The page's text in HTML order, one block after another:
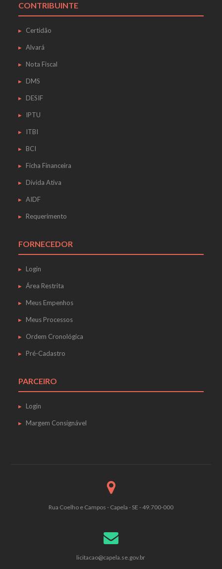
CONTRIBUINTE
Certidão
Alvará
Nota Fiscal
DMS
DESIF
IPTU
ITBI
BCI
Ficha Financeira
Dívida Ativa
AIDF
Requerimento
FORNECEDOR
Login
Área Restrita
Meus Empenhos
Meus Processos
Ordem Cronológica
Pré-Cadastro
PARCEIRO
Login
Margem Consignável
Rua Coelho e Campos - Capela - SE - 49.700-000
licitacao@capela.se.gov.br